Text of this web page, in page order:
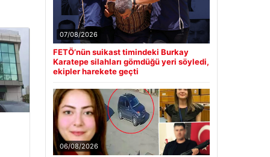
07/08/2026
FETÖ’nün suikast timindeki Burkay
Karatepe silahları gömdüğü yeri söyledi,
ekipler harekete geçti
06/08/2026